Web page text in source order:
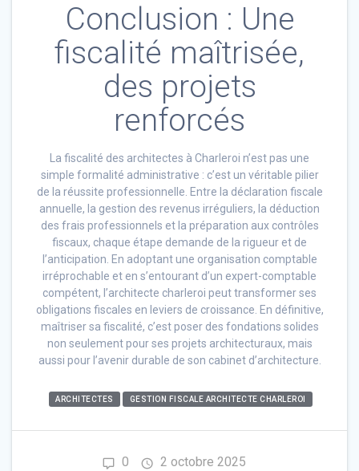
Conclusion : Une
fiscalité maîtrisée,
des projets
renforcés
La fiscalité des architectes à Charleroi n’est pas une
simple formalité administrative : c’est un véritable pilier
de la réussite professionnelle. Entre la déclaration fiscale
annuelle, la gestion des revenus irréguliers, la déduction
des frais professionnels et la préparation aux contrôles
fiscaux, chaque étape demande de la rigueur et de
l’anticipation. En adoptant une organisation comptable
irréprochable et en s’entourant d’un expert-comptable
compétent, l’architecte charleroi peut transformer ses
obligations fiscales en leviers de croissance. En définitive,
maîtriser sa fiscalité, c’est poser des fondations solides
non seulement pour ses projets architecturaux, mais
aussi pour l’avenir durable de son cabinet d’architecture.
ARCHITECTES GESTION FISCALE ARCHITECTE CHARLEROI
0 2 octobre 2025